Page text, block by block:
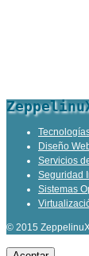
Diseño
Servicios
Seguridad
Sistemas
© 2015